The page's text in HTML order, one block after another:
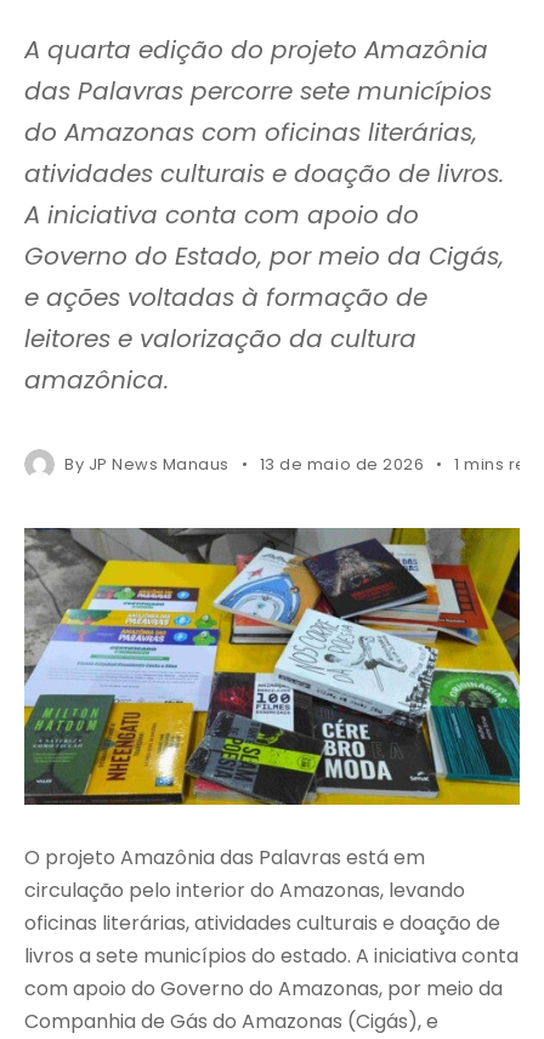
A quarta edição do projeto Amazônia
das Palavras percorre sete municípios
do Amazonas com oficinas literárias,
atividades culturais e doação de livros.
A iniciativa conta com apoio do
Governo do Estado, por meio da Cigás,
e ações voltadas à formação de
leitores e valorização da cultura
amazônica.
By JP News Manaus 13 de maio de 2026 1 mins
O projeto Amazônia das Palavras está em
circulação pelo interior do Amazonas, levando
oficinas literárias, atividades culturais e doação de
livros a sete municípios do estado. A iniciativa conta
com apoio do Governo do Amazonas, por meio da
Companhia de Gás do Amazonas (Cigás), e